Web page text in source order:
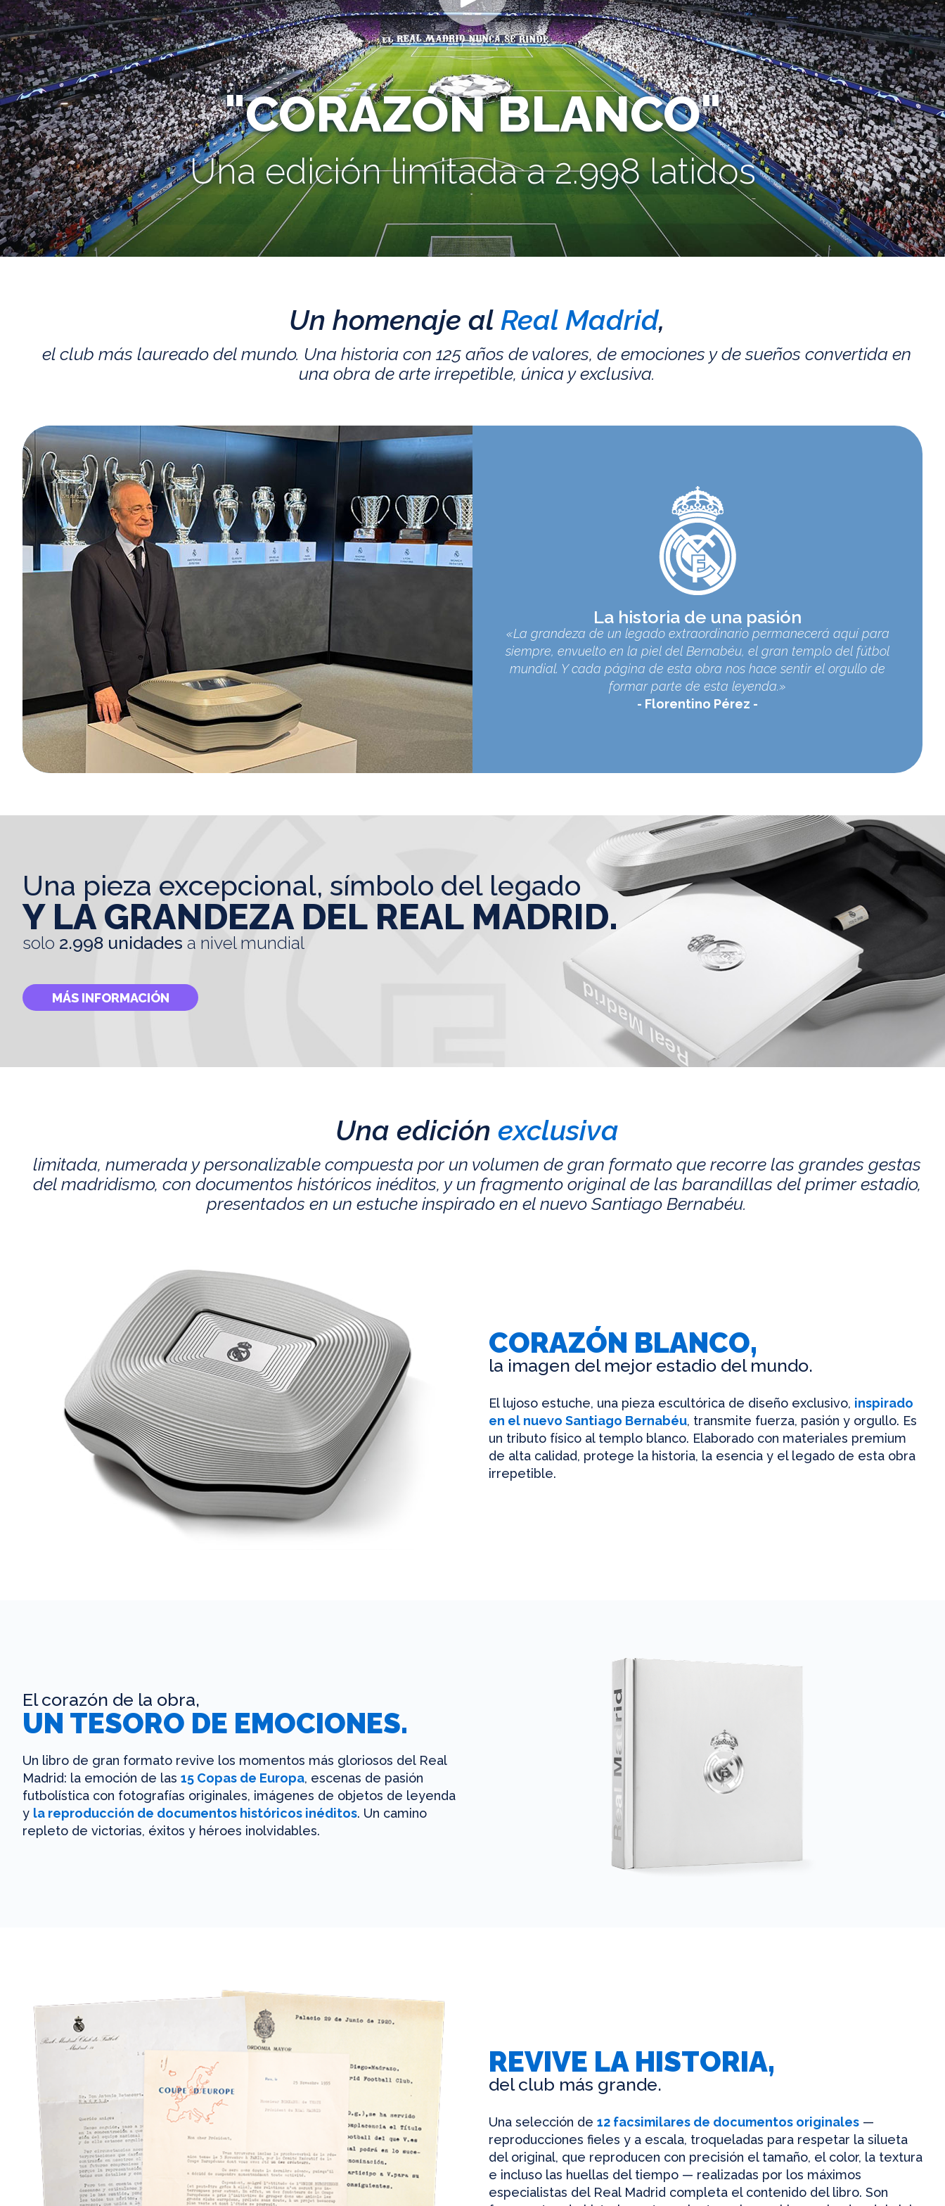
"CORAZÓN BLANCO"
Una edición limitada a 2.998 latidos
Un homenaje al Real Madrid,
el club más laureado del mundo. Una historia con 125 años de valores, de emociones y de sueños convertida en
una obra de arte irrepetible, única y exclusiva.
La historia de una pasión
«La grandeza de un legado extraordinario permanecerá aquí para
siempre, envuelto en la piel del Bernabéu, el gran templo del fútbol
mundial. Y cada página de esta obra nos hace sentir el orgullo de
formar parte de esta leyenda.»
Florentino Pérez
una pieza excepcional, símbolo del legado
Y LA GRANDEZA DEL REAL MADRID.
solo 2.998 unidades a nivel mundial
MÁS INFORMACIÓN
Una edición exclusiva
limitada, numerada y personalizable compuesta por un volumen de gran formato que recorre las grandes gestas
del madridismo, con documentos históricos inéditos, y un fragmento original de las barandillas del primer estadio,
presentados en un estuche inspirado en el nuevo Santiago Bernabéu.
CORAZÓN BLANCO,
la imagen del mejor estadio del mundo.
El lujoso estuche, una pieza escultórica de diseño exclusivo, inspirado
en el nuevo Santiago Bernabéu, transmite fuerza, pasión y orgullo. Es
un tributo físico al templo blanco. Elaborado con materiales premium
de alta calidad, protege la historia, la esencia y el legado de esta obra
irrepetible.
El corazón de la obra,
UN TESORO DE EMOCIONES.
Un libro de gran formato revive los momentos más gloriosos del Real
Madrid: la emoción de las 15 Copas de Europa, escenas de pasión
futbolística con fotografías originales, imágenes de objetos de leyenda
y la reproducción de documentos históricos inéditos. Un camino
repleto de victorias, éxitos y héroes inolvidables.
REVIVE LA HISTORIA,
del club más grande.
Una selección de 12 facsimilares de documentos originales —
reproducciones fieles y a escala, troqueladas para respetar la silueta
del original, que reproducen con precisión el tamaño, el color, la textura
e incluso las huellas del tiempo — realizadas por los máximos
especialistas del Real Madrid completa el contenido del libro. Son